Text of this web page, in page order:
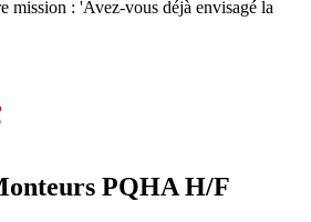
mission : 'Avez-vous déjà envisagé la
PQHA H/F